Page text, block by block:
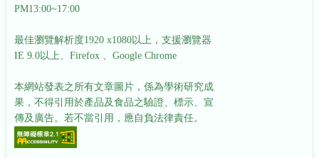
PM13:00~17:00
最佳瀏覽解析度1920 x1080以上，支援瀏覽器
IE 9.0以上、Firefox 、Google Chrome
本網站發表之所有文章圖片，係為學術研究成
果，不得引用於產品及食品之驗證、標示、宣
傳及廣告。若不當引用，應自負法律責任。